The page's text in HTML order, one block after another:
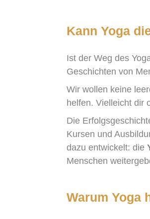
Kann Yoga
Ist der Weg des
Geschichten von
Wir wollen keine
helfen. Vielleicht dir
Die
Kursen und
dazu entwickelt: die
Menschen
Warum Yoga